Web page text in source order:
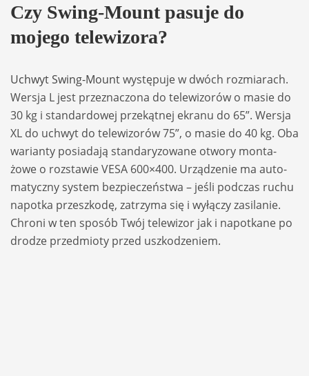
Czy Swing-Mount pasuje do
mojego tele­wi­zora?
Uch­wyt Swing-Mountwystę­puje w dwóch roz­mia­rach.
Wer­sja L jest prze­zna­czona do tele­wi­zorów o masie do
30 kg i stan­dar­do­wej prze­kąt­nej ekranu do 65”. Wer­sja
XL do uchwyt do tele­wi­zorów 75”, o masie do 40 kg. Oba
warianty posia­dają stan­da­ry­zo­wane otwory mon­ta­
żowe o roz­stawie VESA 600×400. Urzą­dze­nie ma auto­
ma­tyczny sys­tem bez­pie­czeń­stwa – jeśli pod­czas ruchu
napo­tka prze­szkodę, zatrzyma się i wyłą­czy zasi­la­nie.
Chroni w ten spo­sób Twój tele­wi­zor jak i napo­tkane po
dro­dze przedmioty przed uszko­dze­niem.